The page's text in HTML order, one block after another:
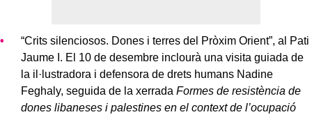
“Crits silenciosos. Dones i terres del Pròxim Orient”, al Pati
Jaume I. El 10 de desembre inclourà una visita guiada de
la il·lustradora i defensora de drets humans Nadine
Feghaly, seguida de la xerrada Formes de resistència de
dones libaneses i palestines en el context de l’ocupació